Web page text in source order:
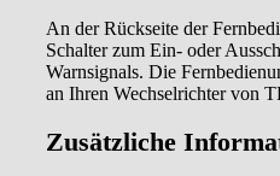
An der Rückseite der
Schalter zum Ein- oder
Warnsignals. Die
an Ihren Wechselrichter von
Zusätzliche